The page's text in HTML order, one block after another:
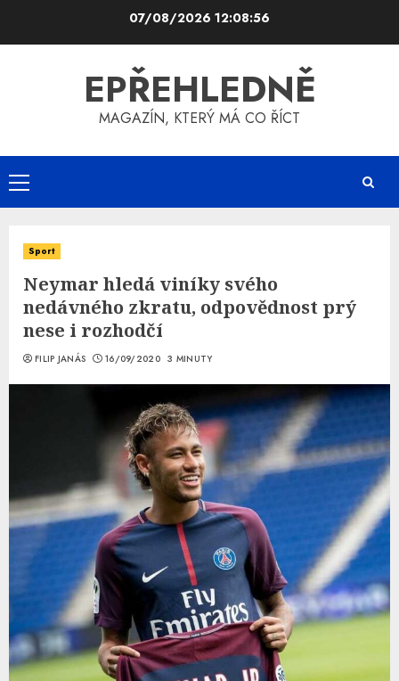
07/08/2026 12:08:56
EPŘEHLEDNĚ
MAGAZÍN, KTERÝ MÁ CO ŘÍCT
Primary
Menu
Sport
Neymar hledá viníky svého
nedávného zkratu, odpovědnost prý
nese i rozhodčí
FILIP JANÁS 16/09/2020 3 MINUTY